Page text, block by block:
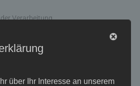
Verarbeitung
der Verarbeitung Ihrer
zu verlangen. Hierzu können Sie sich
angegebenen Adresse an uns
der Verarbeitung besteht in
über Ihr Interesse an unserem